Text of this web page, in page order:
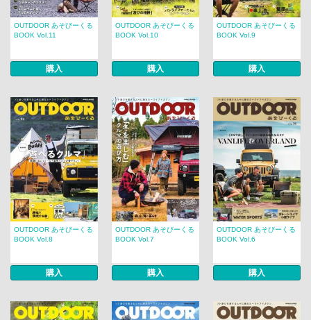
OUTDOOR あそびーくる
BOOK Vol.11
購入
OUTDOOR あそびーくる
BOOK Vol.10
購入
OUTDOOR あそびーくる
BOOK Vol.9
購入
OUTDOOR あそびーくる
BOOK Vol.8
購入
OUTDOOR あそびーくる
BOOK Vol.7
購入
OUTDOOR あそびーくる
BOOK Vol.6
購入